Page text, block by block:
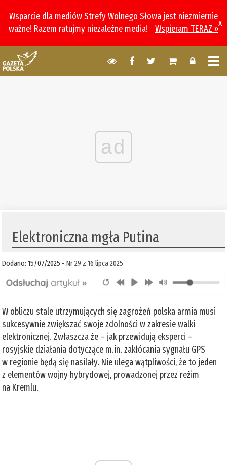
Wsparcie dla mediów Strefy Wolnego Słowa jest niezmiernie
ważne! Razem ratujmy niezależne media!
Wspieram TERAZ »
x
ad
Elektroniczna mgła Putina
Dodano: 15/07/2025 -Nr 29 z 16 lipca 2025
W obliczu stale utrzymujących się zagrożeń polska armia musi
sukcesywnie zwiększać swoje zdolności w zakresie walki
elektronicznej. Zwłaszcza że – jak przewidują eksperci –
rosyjskie działania dotyczące m.in. zakłócania sygnału GPS
w regionie będą się nasilały. Nie ulega wątpliwości, że to jeden
z elementów wojny hybrydowej, prowadzonej przez reżim
na Kremlu.